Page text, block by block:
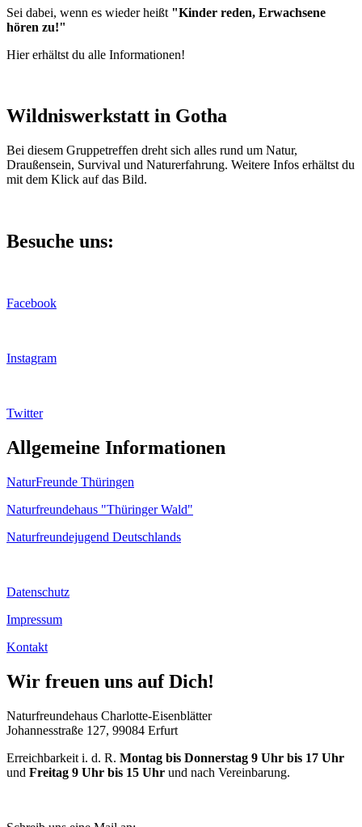
Sei dabei, wenn es wieder heißt "Kinder reden, Erwachsene
hören zu!"
Hier erhältst du alle Informationen!
Wildniswerkstatt in Gotha
Bei diesem Gruppetreffen dreht sich alles rund um Natur,
Draußensein, Survival und Naturerfahrung. Weitere Infos erhältst du
mit dem Klick auf das Bild.
Besuche uns:
Facebook
Instagram
Twitter
Allgemeine Informationen
NaturFreunde Thüringen
Naturfreundehaus "Thüringer Wald"
Naturfreundejugend Deutschlands
Datenschutz
Impressum
Kontakt
Wir freuen uns auf Dich!
Naturfreundehaus Charlotte-Eisenblätter
Johannesstraße 127, 99084 Erfurt
Erreichbarkeit i. d. R. Montag bis Donnerstag 9 Uhr bis 17 Uhr
und Freitag 9 Uhr bis 15 Uhr und nach Vereinbarung.